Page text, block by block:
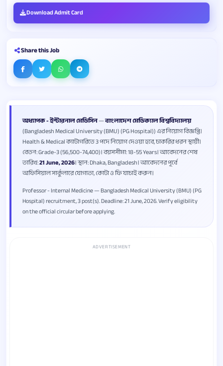
অধ্যাপক - ইন্টারনাল মেডিসিন—বাংলাদেশ মেডিক্যাল বিশ্ববিদ্যালয়
(Bangladesh Medical University (BMU) (PG Hospital)) এর নিয়োগ বিজ্ঞপ্তি।
Health & Medical ক্যাটাগরিতে 3 পদে নিয়োগ দেওয়া হবে, চাকরির ধরন স্থায়ী।
বেতন: Grade-3 (56,500-74,400)। বয়সসীমা: 18-55 Years। আবেদনের শেষ
তারিখ:21 June, 2026। স্থান: Dhaka, Bangladesh। আবেদনের পূর্বে
অফিসিয়াল সার্কুলারে যোগ্যতা, কোটা ও ফি যাচাই করুন।
Professor - Internal Medicine — Bangladesh Medical University (BMU) (PG
Hospital) recruitment, 3 post(s). Deadline: 21 June, 2026. Verify eligibility
on the official circular before applying.
ADVERTISEMENT
Download Admit Card
Share this Job